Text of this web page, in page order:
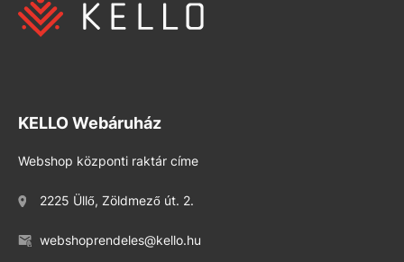
KELLO Webáruház
Webshop központi raktár címe
2225 Üllő, Zöldmező út. 2.
webshoprendeles@kello.hu